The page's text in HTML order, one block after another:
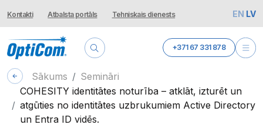
Kontakti Atbalsta portāls Tehniskais dienests EN LV
+371 67 331 878
Sākums
Semināri
COHESITY identitātes noturība – atklāt, izturēt un
atgūties no identitātes uzbrukumiem Active Directory
un Entra ID vidēs.